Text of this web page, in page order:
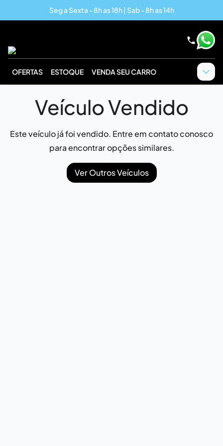
Seg a Sexta - 8h as 18h | Sab - 8h as 14h
OFERTAS ESTOQUE VENDA SEU CARRO
Veículo Vendido
Este veículo já foi vendido. Entre em contato conosco
para encontrar opções similares.
Ver Outros Veículos